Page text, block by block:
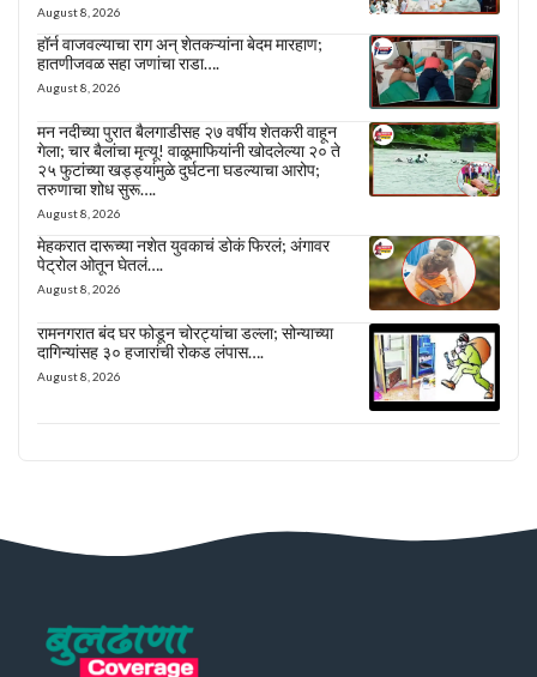
August 8, 2026
हॉर्न वाजवल्याचा राग अन् शेतकऱ्यांना बेदम मारहाण;
हातणीजवळ सहा जणांचा राडा….
August 8, 2026
मन नदीच्या पुरात बैलगाडीसह २७ वर्षीय शेतकरी वाहून
गेला; चार बैलांचा मृत्यू! वाळूमाफियांनी खोदलेल्या २० ते
२५ फुटांच्या खड्ड्यांमुळे दुर्घटना घडल्याचा आरोप;
तरुणाचा शोध सुरू….
August 8, 2026
मेहकरात दारूच्या नशेत युवकाचं डोकं फिरलं; अंगावर
पेट्रोल ओतून घेतलं….
August 8, 2026
रामनगरात बंद घर फोडून चोरट्यांचा डल्ला; सोन्याच्या
दागिन्यांसह ३० हजारांची रोकड लंपास….
August 8, 2026